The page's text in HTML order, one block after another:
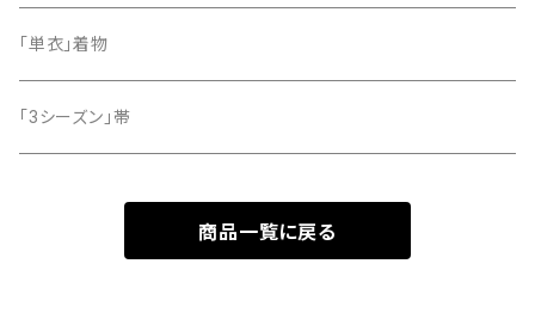
「単衣」着物
「3シーズン」帯
商品一覧に戻る